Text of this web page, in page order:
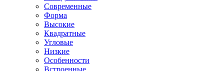
Современные
Форма
Высокие
Квадратные
Угловые
Низкие
Особенности
Встроенные